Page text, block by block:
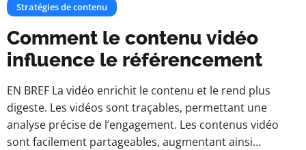
Stratégies de contenu
Comment le contenu vidéo
influence le référencement
EN BREF La vidéo enrichit le contenu et le rend plus
digeste. Les vidéos sont traçables, permettant une
analyse précise de l’engagement. Les contenus vidéo
sont facilement partageables, augmentant ainsi…